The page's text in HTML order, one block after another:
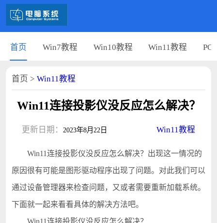
首页 Win7教程 Win10教程 Win11教程 PC
首页 > Win11教程
Win11连接投影仪没反应怎么解决？
更新日期： 2023年8月22日 Win11教程
Win11连接投影仪没反应怎么解决？出现这一情况的
原因很有可能是图形驱动程序出现了问题。对此我们可以
通过设备管理器来检查问题，又或者需要重新加载系统。
下面就一起来看看具体的解决方法吧。
Win11连接投影仪没反应怎么解决？